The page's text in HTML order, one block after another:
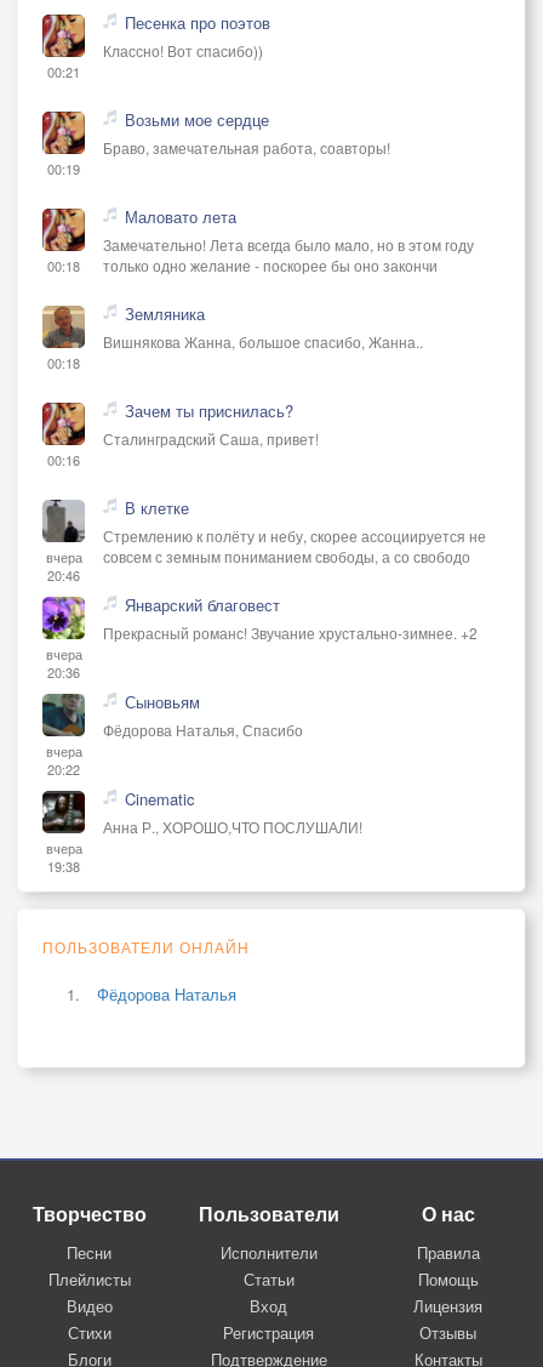
00:21
Песенка про поэтов
Классно! Вот спасибо))
00:19
Возьми мое сердце
Браво, замечательная работа, соавторы!
00:18
Маловато лета
Замечательно! Лета всегда было мало, но в этом году
только одно желание - поскорее бы оно закончи
00:18
Земляника
Вишнякова Жанна, большое спасибо, Жанна..
00:16
Зачем ты приснилась?
Сталинградский Саша, привет!
вчера
20:46
В клетке
Стремлению к полёту и небу, скорее ассоциируется не
совсем с земным пониманием свободы, а со свободо
вчера
20:36
Январский благовест
Прекрасный романс! Звучание хрустально-зимнее. +2
вчера
20:22
Сыновьям
Фёдорова Наталья, Спасибо
вчера
19:38
Cinematic
Анна Р., ХОРОШО,ЧТО ПОСЛУШАЛИ!
ПОЛЬЗОВАТЕЛИ ОНЛАЙН
Фёдорова Наталья
Творчество
Песни
Плейлисты
Видео
Стихи
Блоги
Пользователи
Исполнители
Статьи
Вход
Регистрация
Подтверждение
О нас
Правила
Помощь
Лицензия
Отзывы
Контакты